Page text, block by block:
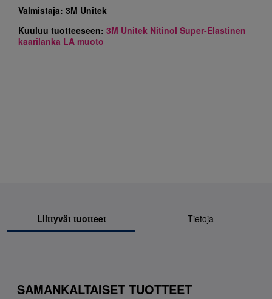
Valmistaja: 3M Unitek
Kuuluu tuotteeseen: 3M Unitek Nitinol Super-Elastinen
kaarilanka LA muoto
Liittyvät tuotteet Tietoja
SAMANKALTAISET TUOTTEET